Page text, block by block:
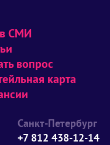
СМИ
вопрос
карта
Санкт-Петербург
+7 812 438-12-14